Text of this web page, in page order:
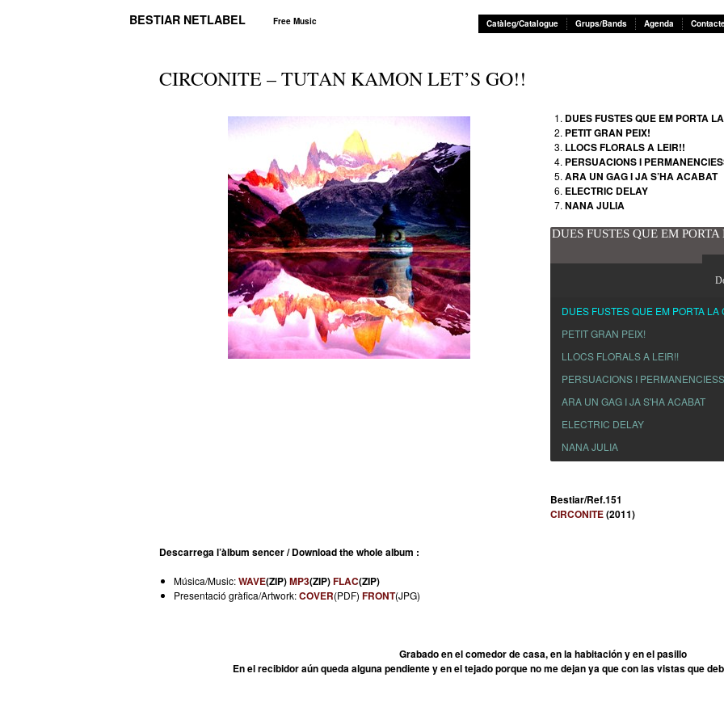
BESTIAR NETLABEL Free Music Catàleg/Catalogue Grups/Bands Agenda
CIRCONITE – TUTAN KAMON LET’S GO!!
DUES FUSTES QUE EM PORTA
PETIT GRAN PEIX!
LLOCS FLORALS A LEIR!!
PERSUACIONS I
ARA UN GAG I JA S’HA ACABAT
ELECTRIC DELAY
NANA JULIA
DUES FUSTES QUE EM
DUES FUSTES QUE EM PORTA LA
PETIT GRAN PEIX!
LLOCS FLORALS A LEIR!!
PERSUACIONS I
ARA UN GAG I JA S'HA ACABAT
ELECTRIC DELAY
NANA JULIA
Bestiar/Ref.151
CIRCONITE(2011)
Descarrega l’àlbum sencer / Download the whole album :
Música/Music:WAVE(ZIP)MP3(ZIP)FLAC(ZIP)
Presentació gràfica/Artwork:COVER(PDF) FRONT(JPG)
Grabado en el comedor de casa, en la habitación y en el pasillo
En el recibidor aún queda alguna pendiente y en el tejado porque no me dejan ya que con las vistas que